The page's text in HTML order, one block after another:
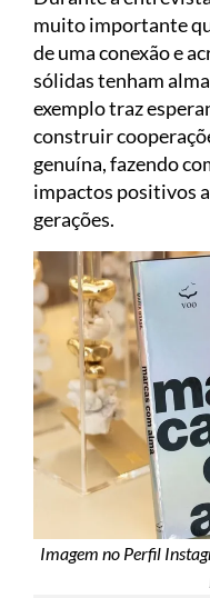
muito importante
de uma conexão e
sólidas tenham
exemplo traz
construir
genuína, fazendo
impactos positivos
gerações.
Imagem no Perfil